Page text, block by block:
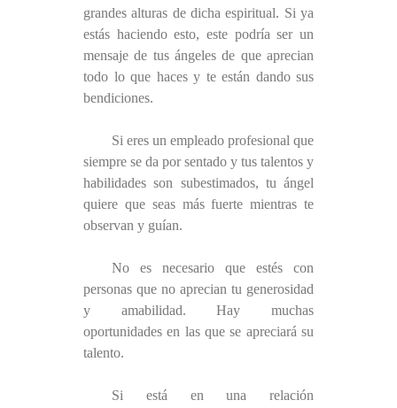
grandes alturas de dicha espiritual. Si ya
estás haciendo esto, este podría ser un
mensaje de tus ángeles de que aprecian
todo lo que haces y te están dando sus
bendiciones.
Si eres un empleado profesional que
siempre se da por sentado y tus talentos y
habilidades son subestimados, tu ángel
quiere que seas más fuerte mientras te
observan y guían.
No es necesario que estés con
personas que no aprecian tu generosidad
y amabilidad. Hay muchas
oportunidades en las que se apreciará su
talento.
Si está en una relación